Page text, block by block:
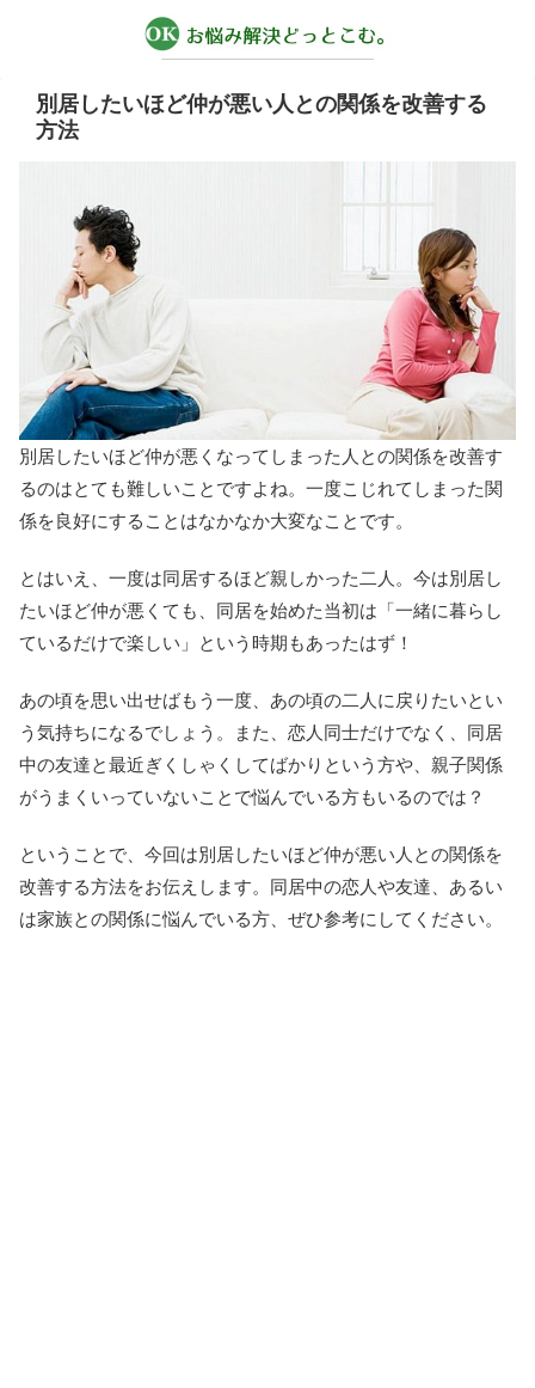
別居したいほど仲が悪い人との関係を改善する
方法
別居したいほど仲が悪くなってしまった人との関係を改善す
るのはとても難しいことですよね。一度こじれてしまった関
係を良好にすることはなかなか大変なことです。
とはいえ、一度は同居するほど親しかった二人。今は別居し
たいほど仲が悪くても、同居を始めた当初は「一緒に暮らし
ているだけで楽しい」という時期もあったはず！
あの頃を思い出せばもう一度、あの頃の二人に戻りたいとい
う気持ちになるでしょう。また、恋人同士だけでなく、同居
中の友達と最近ぎくしゃくしてばかりという方や、親子関係
がうまくいっていないことで悩んでいる方もいるのでは？
ということで、今回は別居したいほど仲が悪い人との関係を
改善する方法をお伝えします。同居中の恋人や友達、あるい
は家族との関係に悩んでいる方、ぜひ参考にしてください。